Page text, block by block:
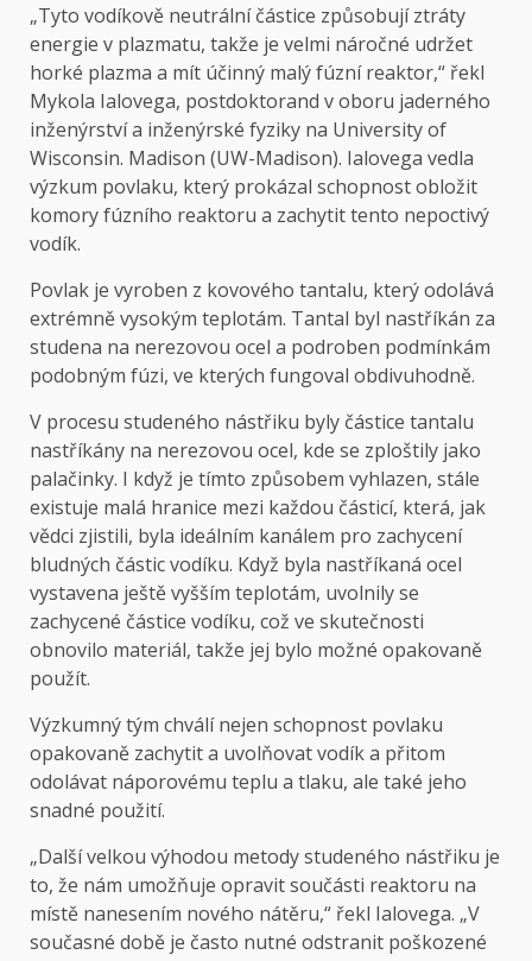
„Tyto vodíkově neutrální částice způsobují ztráty
energie v plazmatu, takže je velmi náročné udržet
horké plazma a mít účinný malý fúzní reaktor,“ řekl
Mykola Ialovega, postdoktorand v oboru jaderného
inženýrství a inženýrské fyziky na University of
Wisconsin. Madison (UW-Madison). Ialovega vedla
výzkum povlaku, který prokázal schopnost obložit
komory fúzního reaktoru a zachytit tento nepoctivý
vodík.
Povlak je vyroben z kovového tantalu, který odolává
extrémně vysokým teplotám. Tantal byl nastříkán za
studena na nerezovou ocel a podroben podmínkám
podobným fúzi, ve kterých fungoval obdivuhodně.
V procesu studeného nástřiku byly částice tantalu
nastříkány na nerezovou ocel, kde se zploštily jako
palačinky. I když je tímto způsobem vyhlazen, stále
existuje malá hranice mezi každou částicí, která, jak
vědci zjistili, byla ideálním kanálem pro zachycení
bludných částic vodíku. Když byla nastříkaná ocel
vystavena ještě vyšším teplotám, uvolnily se
zachycené částice vodíku, což ve skutečnosti
obnovilo materiál, takže jej bylo možné opakovaně
použít.
Výzkumný tým chválí nejen schopnost povlaku
opakovaně zachytit a uvolňovat vodík a přitom
odolávat náporovému teplu a tlaku, ale také jeho
snadné použití.
„Další velkou výhodou metody studeného nástřiku je
to, že nám umožňuje opravit součásti reaktoru na
místě nanesením nového nátěru,“ řekl Ialovega. „V
současné době je často nutné odstranit poškozené